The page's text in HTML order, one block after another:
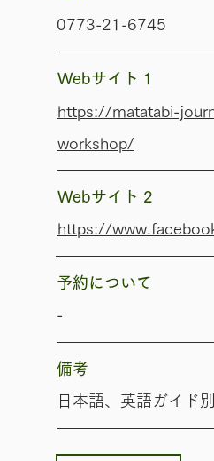
0773-21-6745
​Webサイト 1
https://matatabi-
workshop/
​Webサイト 2
https://
​予約について
-
​備考
日本語、英語ガイド